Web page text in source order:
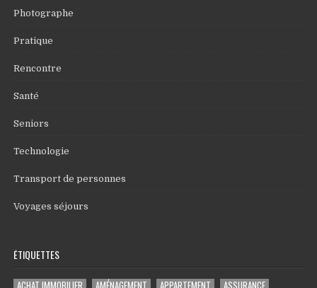
Photographe
Pratique
Rencontre
Santé
Seniors
Technologie
Transport de personnes
Voyages séjours
ÉTIQUETTES